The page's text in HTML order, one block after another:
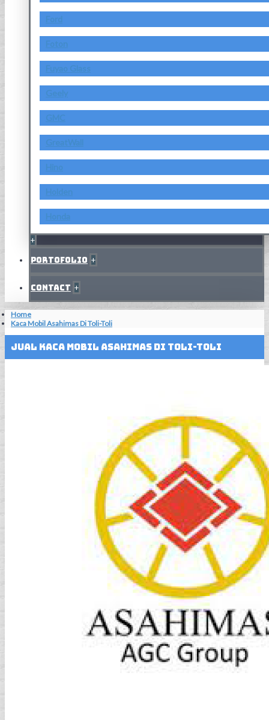
Ford
Foton
Fuyao Glass
Geely
GMC
GreatWall
Hino
Holden
Honda
+
Portofolio +
Contact +
Home
Kaca Mobil Asahimas Di Toli-Toli
Jual Kaca Mobil Asahimas Di Toli-Toli